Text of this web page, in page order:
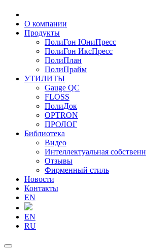
О компании
Продукты
ПолиГон ЮниПресс
ПолиГон ИксПресс
ПолиПлан
ПолиПрайм
УТИЛИТЫ
Gauge QC
FLOSS
ПолиДок
OPTRON
ПРОЛОГ
Библиотека
Видео
Интеллектуальная
Отзывы
Фирменный стиль
Новости
Контакты
EN
EN
RU